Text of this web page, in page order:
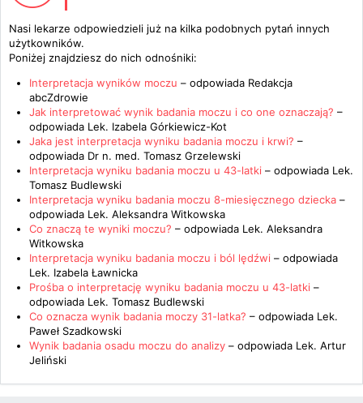
Nasi lekarze odpowiedzieli już na kilka podobnych pytań innych
użytkowników.
Poniżej znajdziesz do nich odnośniki:
Interpretacja wyników moczu – odpowiada Redakcja
abcZdrowie
Jak interpretować wynik badania moczu i co one oznaczają? –
odpowiada Lek. Izabela Górkiewicz-Kot
Jaka jest interpretacja wyniku badania moczu i krwi? –
odpowiada Dr n. med. Tomasz Grzelewski
Interpretacja wyniku badania moczu u 43-latki – odpowiada Lek.
Tomasz Budlewski
Interpretacja wyniku badania moczu 8-miesięcznego dziecka –
odpowiada Lek. Aleksandra Witkowska
Co znaczą te wyniki moczu? – odpowiada Lek. Aleksandra
Witkowska
Interpretacja wyniku badania moczu i ból lędźwi – odpowiada
Lek. Izabela Ławnicka
Prośba o interpretację wyniku badania moczu u 43-latki –
odpowiada Lek. Tomasz Budlewski
Co oznacza wynik badania moczy 31-latka? – odpowiada Lek.
Paweł Szadkowski
Wynik badania osadu moczu do analizy – odpowiada Lek. Artur
Jeliński